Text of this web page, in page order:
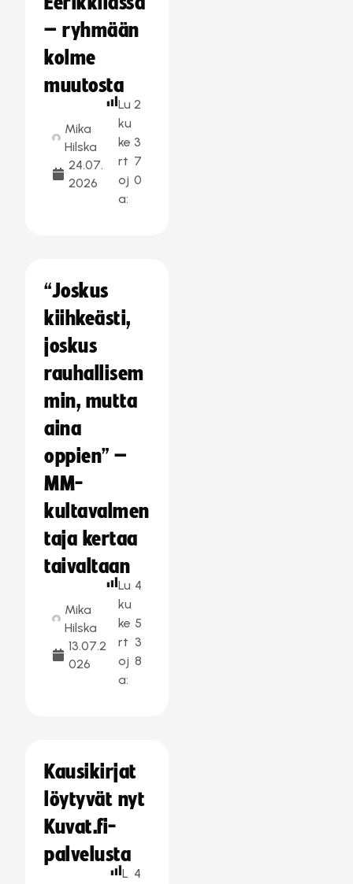
– ryhmään
kolme
muutosta
Mika
Hilska
24.07.
2026
Lu
ku
ke
rt
oj
a:
2
3
7
0
“Joskus
kiihkeästi,
joskus
rauhallisem
min, mutta
aina
oppien” –
MM-
kultavalmen
taja kertaa
taivaltaan
Mika
Hilska
13.07.2
026
Lu
ku
ke
rt
oj
a:
4
5
3
8
Kausikirjat
löytyvät nyt
Kuvat.fi-
palvelusta
L 4